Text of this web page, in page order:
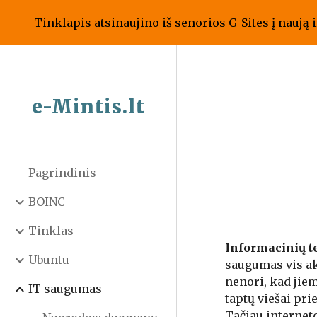
Tinklapis atsinaujino iš senorios G-Sites į
e-Mintis.lt
Pagrindinis
BOINC
Tinklas
Ubuntu
IT saugumas
Informacinių
saugumas vis
nenori, kad
taptų viešai